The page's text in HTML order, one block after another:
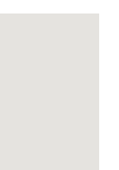
tư vấn rõ ràng về
phí dự kiến. Mọi